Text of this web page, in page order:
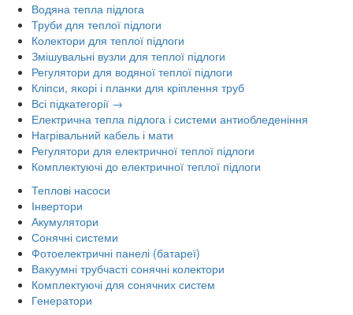
Водяна тепла підлога
Труби для теплої підлоги
Колектори для теплої підлоги
Змішувальні вузли для теплої підлоги
Регулятори для водяної теплої підлоги
Кліпси, якорі і планки для кріплення труб
Всі підкатегорії →
Електрична тепла підлога і системи антиобледеніння
Нагрівальний кабель і мати
Регулятори для електричної теплої підлоги
Комплектуючі до електричної теплої підлоги
Теплові насоси
Інвертори
Акумулятори
Сонячні системи
Фотоелектричні панелі (батареї)
Вакуумні трубчасті сонячні колектори
Комплектуючі для сонячних систем
Генератори